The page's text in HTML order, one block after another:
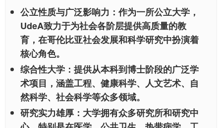
公立性质与广泛影响力： 作为一所公立大学，
UdeA致力于为社会各阶层提供高质量的教
育，在哥伦比亚社会发展和科学研究中扮演着
核心角色。
综合性大学： 提供从本科到博士阶段的广泛学
术项目，涵盖工程、健康科学、人文艺术、自
然科学、社会科学等众多领域。
研究实力雄厚： 大学拥有众多研究所和研究中